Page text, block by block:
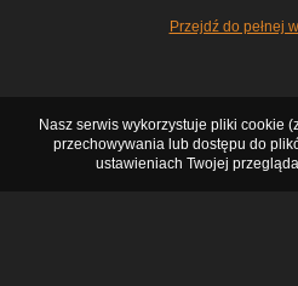
Przejdź do pełnej
Nasz serwis wykorzystuje pliki cookie
przechowywania lub dostępu do
ustawieniach Twojej